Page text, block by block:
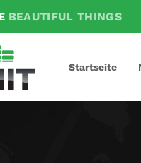
BEAUTIFUL THINGS
Startseite